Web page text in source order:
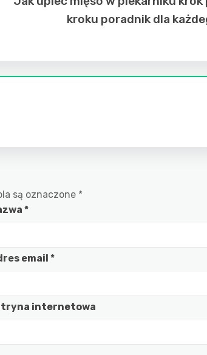
kroku poradnik dla
są oznaczone *
*
email *
internetowa